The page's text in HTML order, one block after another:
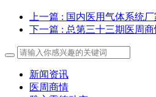
上一篇 : 国内医用气体系统
下一篇 : 总第三十三期医周商
新闻资讯
医周商情